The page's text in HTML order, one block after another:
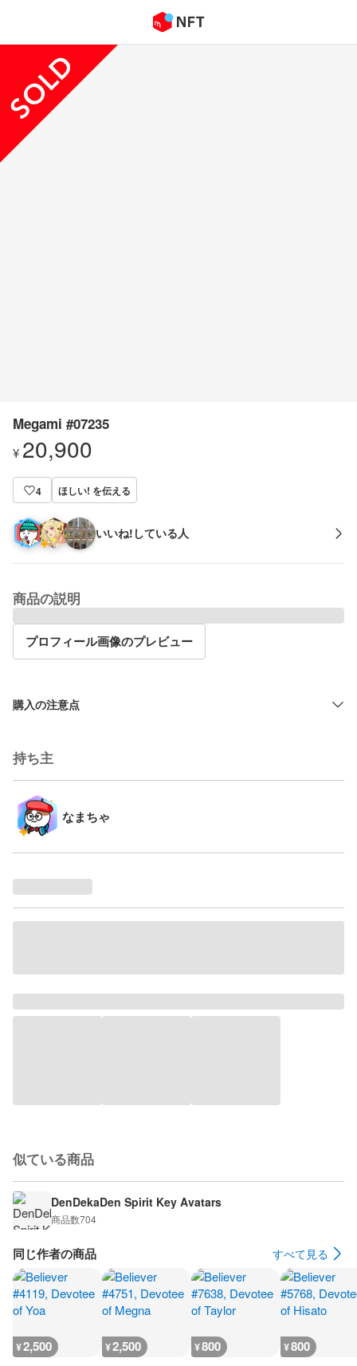
Megami #07235
¥ 20,900
4 ほしい! を伝える
いいね!している人
商品の説明
プロフィール画像のプレビュー
購入の注意点
持ち主
なまちゃ
似ている商品
DenDekaDen Spirit Key Avatars
商品数704
同じ作者の商品 すべて見る
¥2,500 ¥2,500 ¥800 ¥800